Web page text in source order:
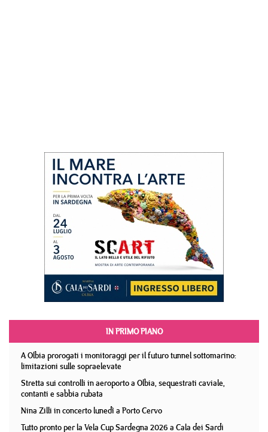
IN PRIMO PIANO
A Olbia prorogati i monitoraggi per il futuro tunnel sottomarino:
limitazioni sulle sopraelevate
Stretta sui controlli in aeroporto a Olbia, sequestrati caviale,
contanti e sabbia rubata
Nina Zilli in concerto lunedì a Porto Cervo
Tutto pronto per la Vela Cup Sardegna 2026 a Cala dei Sardi